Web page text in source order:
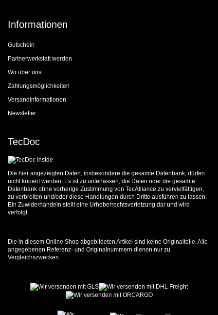
Informationen
Gutschein
Partnerwerkstatt werden
Wir über uns
Zahlungsmöglichkeiten
Versandinformationen
Newsletter
TecDoc
Die hier angezeigten Daten, insbesondere die gesamte Datenbank, dürfen
nicht kopiert werden. Es ist zu unterlassen, die Daten oder die gesamte
Datenbank ohne vorherige Zustimmung von TecAlliance zu vervielfältigen,
zu verbreiten und/oder diese Handlungen durch Dritte ausführen zu lassen.
Ein Zuwiderhandeln stellt eine Urheberrechtsverletzung dar und wird
verfolgt.
Die in diesem Online Shop abgebildeten Artikel sind keine Originalteile. Alle
angegebenen Referenz- und Originalnummern dienen nur zu
Vergleichszwecken.